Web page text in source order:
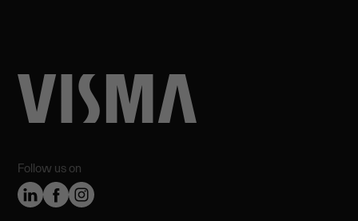
Follow us on